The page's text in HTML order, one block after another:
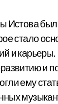
Истова
стало
и карьеры.
и
ему